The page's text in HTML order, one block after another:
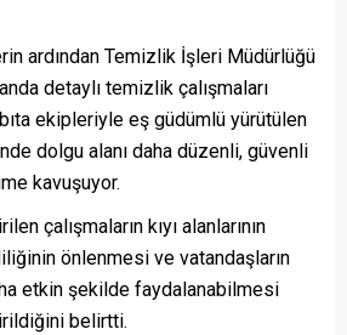
ardından Temizlik İşleri Müdürlüğü
detaylı temizlik çalışmaları
ekipleriyle eş güdümlü yürütülen
dolgu alanı daha düzenli, güvenli
kavuşuyor.
çalışmaların kıyı alanlarının
önlenmesi ve vatandaşların
etkin şekilde faydalanabilmesi
belirtti.